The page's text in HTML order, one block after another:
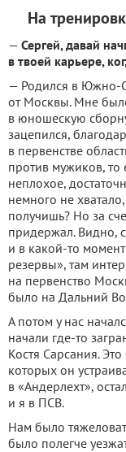
На
— Сергей, давай
в твоей карьере,
— Родился в Южно-
от Москвы. Мне
в юношескую
зацепился,
в первенстве
против мужиков, то
неплохое,
немного не
получишь? Но за
придержал. Видно,
и в какой-то
резервы», там
на первенство
было на Дальний
А потом у нас
начали где-то
Костя Сарсания.
которых он
в «Андерлехт»,
и я в ПСВ.
Нам было
было полегче